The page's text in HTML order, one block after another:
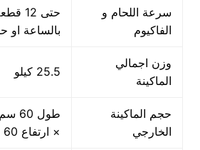
سرعة اللحام و
الفاكيوم
بالساعة
وزن اجمالي
الماكينة
25.5 كيلو
حجم الماكينة
الخارجي
× ارتفاع 60 سم